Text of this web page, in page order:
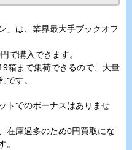
」は、業界最大手ブックオフ
で購入できます。
箱まで集荷できるので、大量
です。
トでのボーナスはありませ
在庫過多のため0円買取にな
。